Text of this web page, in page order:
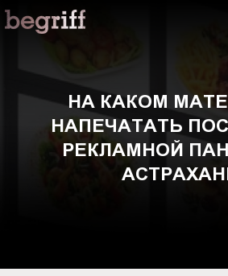
На
каком
материале
напечатать
НА КАКОМ
НАПЕЧАТАТЬ
РЕКЛАМНОЙ
ООО
"Компания